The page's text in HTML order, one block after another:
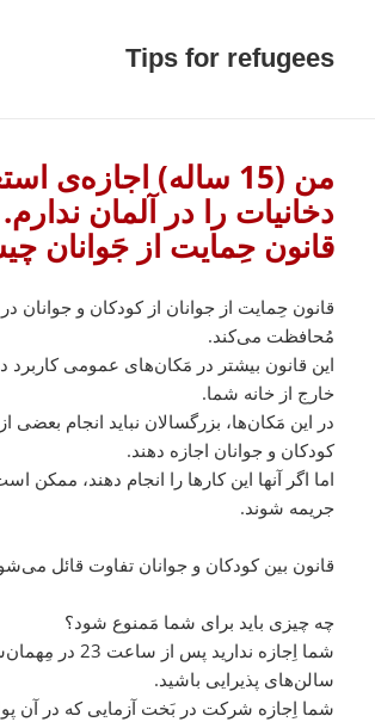
Tips for refugees
من (15 ساله) اجازه‌ی
دخانیات را در آلمان
قانون حِمایت از جَوانان
قانون حِمایت از جوانان از کودکان و جوانان
مُحافظت می‌کند.
این قانون بیشتر در مَکان‌های عمومی کاربرد
خارج از خانه شما.
در این مَکان‌ها، بزرگسالان نباید انجام بعضی
کودکان و جوانان اجازه دهند.
اما اگر آنها این کارها را انجام دهند، ممکن
جریمه شوند.
قانون بین کودکان و جوانان تفاوت قائل
چه چیزی باید برای شما مَمنوع شود؟
شما اِجازه ندارید پس از
سالن‌های پذیرایی باشید.
شما اِجازه شرکت در بَخت آزمایی که در آن